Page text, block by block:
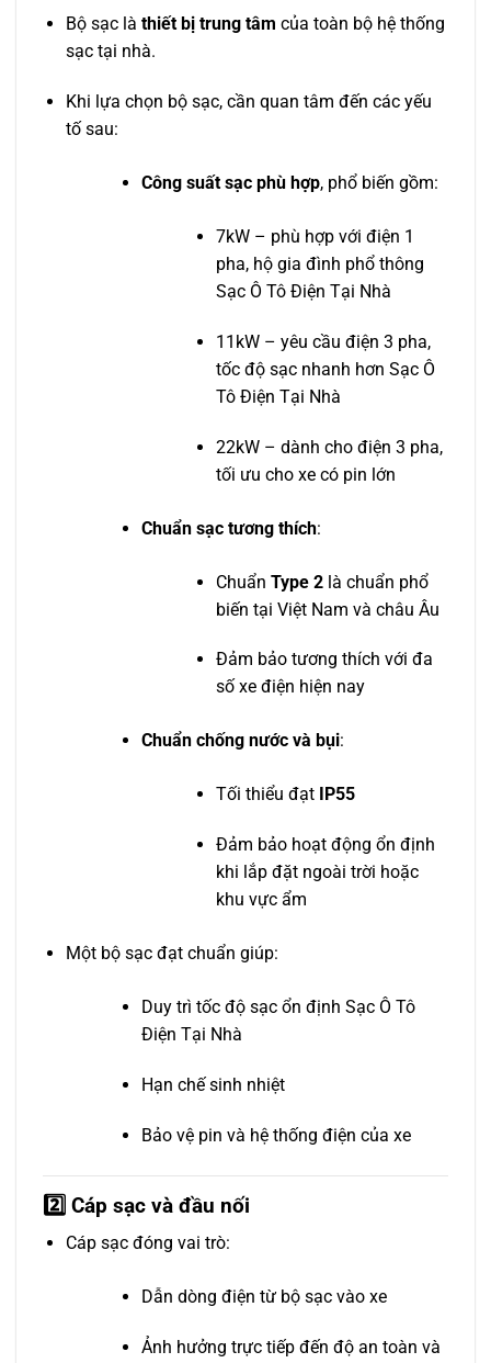
Bộ sạc là thiết bị trung tâm của toàn bộ hệ thống
sạc tại nhà.
Khi lựa chọn bộ sạc, cần quan tâm đến các yếu
tố sau:
Công suất sạc phù hợp, phổ biến gồm:
7kW – phù hợp với điện 1
pha, hộ gia đình phổ thông
Sạc Ô Tô Điện Tại Nhà
11kW – yêu cầu điện 3 pha,
tốc độ sạc nhanh hơn Sạc Ô
Tô Điện Tại Nhà
22kW – dành cho điện 3 pha,
tối ưu cho xe có pin lớn
Chuẩn sạc tương thích:
ChuẩnType 2 là chuẩn phổ
biến tại Việt Nam và châu Âu
Đảm bảo tương thích với đa
số xe điện hiện nay
Chuẩn chống nước và bụi:
Tối thiểu đạt IP55
Đảm bảo hoạt động ổn định
khi lắp đặt ngoài trời hoặc
khu vực ẩm
Một bộ sạc đạt chuẩn giúp:
Duy trì tốc độ sạc ổn định Sạc Ô Tô
Điện Tại Nhà
Hạn chế sinh nhiệt
Bảo vệ pin và hệ thống điện của xe
2️⃣ Cáp sạc và đầu nối
Cáp sạc đóng vai trò:
Dẫn dòng điện từ bộ sạc vào xe
Ảnh hưởng trực tiếp đến độ an toàn và